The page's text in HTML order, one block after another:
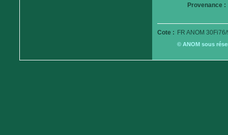
Provenance :
Cote : FR ANOM
© ANOM sous